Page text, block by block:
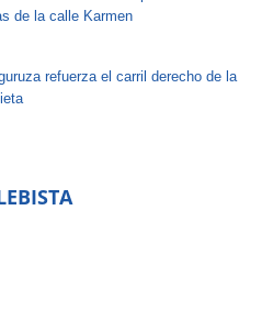
de la calle Karmen
refuerza el carril derecho de la